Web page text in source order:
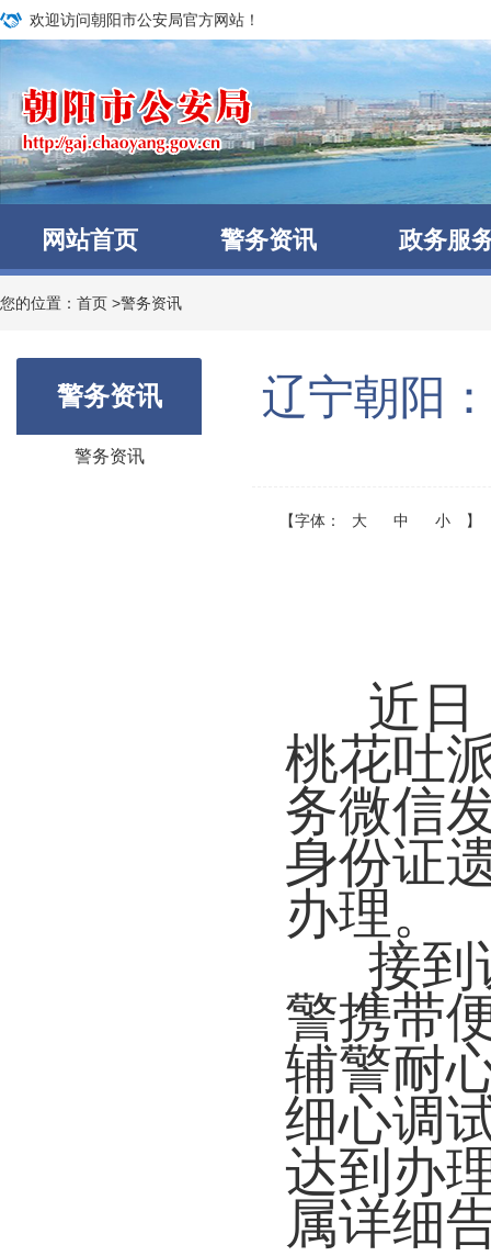
欢迎访问朝阳市公安局官方网站！
网站首页 警务资讯 政务服
您的位置： 首页 >警务资讯
警务资讯
警务资讯
辽宁朝阳
【字体： 大 中 小 】
近日
桃花吐
务微信
身份证
办理。
接到
警携带
辅警耐
细心调
达到办
属详细